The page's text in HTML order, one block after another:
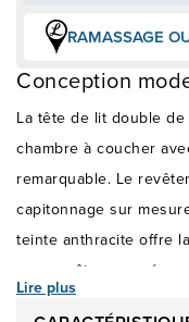
RAMASSAGE
Conception
La tête de lit double
chambre à coucher
remarquable. Le
capitonnage sur
teinte anthracite offre
pouvez être assuré
styles changeants de
Lire plus